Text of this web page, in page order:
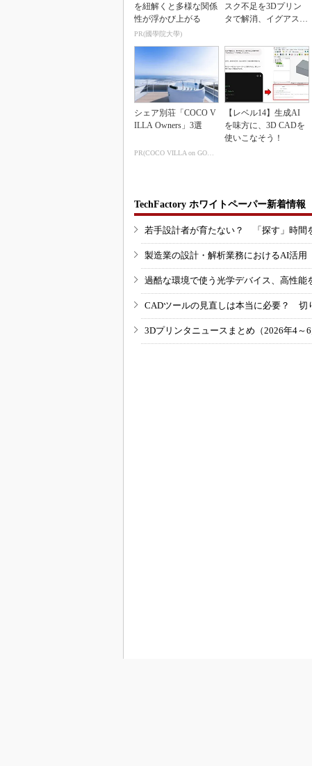
を紐解くと多様な関係
性が浮かび上がる
PR(國學院大學)
スク不足を3Dプリン
タで解消、イグアスが
シェア別荘「COCO V
ILLA Owners」3選
PR(COCO VILLA on GOETHE)
【レベル14】生成AI
を味方に、3D CADを
使いこなそう！
TechFactory ホワイトペーパー新着情報
若手設計者が育たない？ 「探す」時間
製造業の設計・解析業務におけるAI活
過酷な環境で使う光学デバイス、高性能
CADツールの見直しは本当に必要？ 切
3Dプリンタニュースまとめ（2026年4～6